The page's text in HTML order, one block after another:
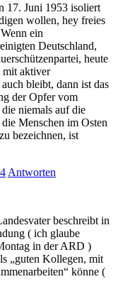
17. Juni 1953 isoliert
wollen, hey freies
ein
Deutschland,
heute
mit aktiver
bleibt, dann ist das
der Opfer vom
niemals auf die
Menschen im Osten
bezeichnen, ist
Antworten
beschreibt in
( ich glaube
in der ARD )
„guten Kollegen, mit
könne (